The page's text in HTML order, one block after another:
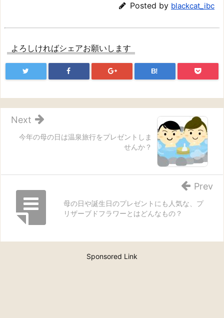
Posted by blackcat_ibc
よろしければシェアお願いします
B!
今年の母の日は温泉旅行をプレゼントしま
せんか？
Next
母の日や誕生日のプレゼントにも人気な、プ
リザーブドフラワーとはどんなもの？
Prev
Sponsored Link